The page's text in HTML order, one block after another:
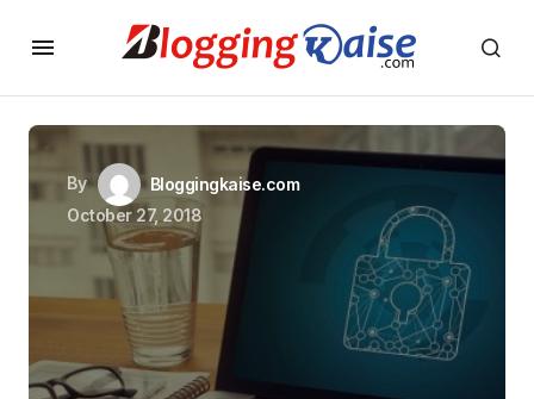
By
Bloggingkaise.com
October 27, 2018